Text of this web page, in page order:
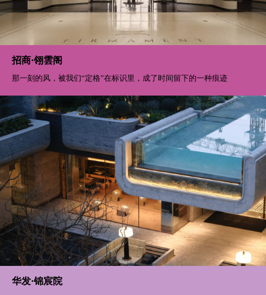
招商·翎雲阁
那一刻的风，被我们“定格”在标识里，成了时间留下的一种痕迹
华发·锦宸院